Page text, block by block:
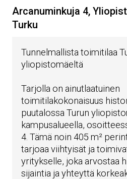
Arcanuminkuja 4,
Turku
Tunnelmallista toimitilaa
yliopistomäeltä
Tarjolla on ainutlaatuinen
toimitilakokonaisuus
puutalossa Turun
kampusalueella,
4. Tämä noin 405 m²
tarjoaa viihtyisät ja
yritykselle, joka arvostaa
sijaintia ja yhteyttä